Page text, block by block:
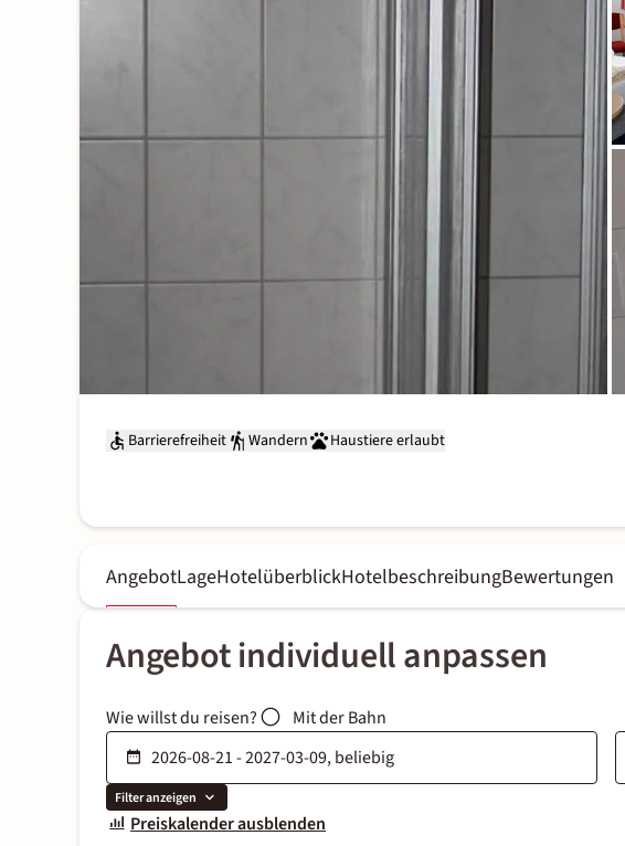
Barrierefreiheit Wandern Haustiere erlaubt
AngebotLageHotelüberblickHotelbeschreibungBewertungen
Angebot individuell anpassen
Wie willst du reisen? Mit der Bahn
Filter anzeigen
Preiskalender ausblenden